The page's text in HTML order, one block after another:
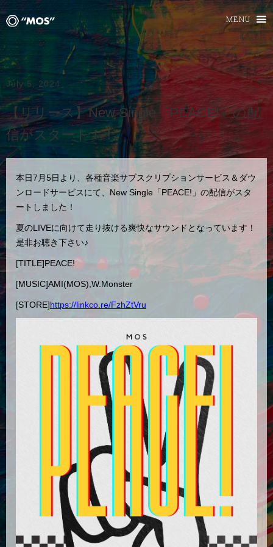
MENU
July 5, 2024
【リリース】New Single『PEACE!』の配
信がスタート！！
本日7月5日より、各種音楽サブスクリプションサービス＆ダウ
ンロードサービスにて、New Single「PEACE!」の配信がスタ
ートしました！
夏のLIVEに向けて走り抜ける爽快なサウンドとなっています！
是非お聴き下さい♪
[TITLE]PEACE!
[MUSIC]AMI(MOS),W.Monster
[STORE]https://linkco.re/FzhZtVru